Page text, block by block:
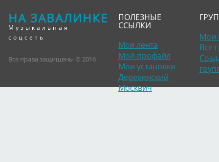
НА ЗАВАЛИНКЕ
Музыкальная
соцсеть
Все права защищены © 2016
ПОЛЕЗНЫЕ
ССЫЛКИ
Моя лента
Мой профайл
Мои установки
Деревенский
Москвич
Мои
Все